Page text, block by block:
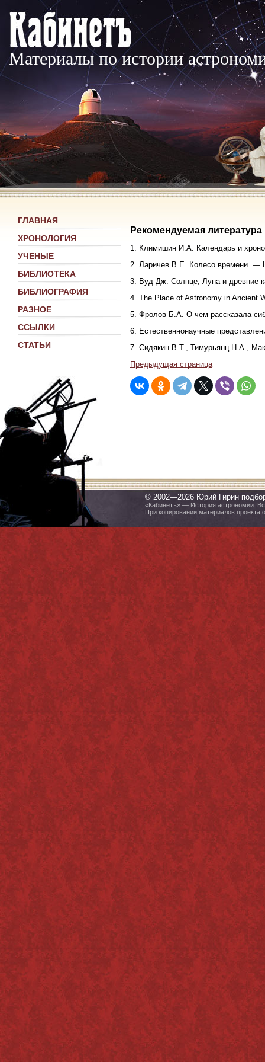
Материалы по истории
ГЛАВНАЯ
ХРОНОЛОГИЯ
УЧЕНЫЕ
БИБЛИОТЕКА
БИБЛИОГРАФИЯ
РАЗНОЕ
ССЫЛКИ
СТАТЬИ
Рекомендуемая литература
1. Климишин И.А. Календарь и
2. Ларичев В.Е. Колесо времени. —
3. Вуд Дж. Солнце, Луна и древние
4. The Place of Astronomy in Ancient
5. Фролов Б.А. О чем рассказала
6. Естественнонаучные
7. Сидякин В.Т., Тимурьянц Н.А.,
Предыдущая страница
© 2002—2026 Юрий Гирин
«Кабинетъ» — История астрономии.
При копировании материалов проекта